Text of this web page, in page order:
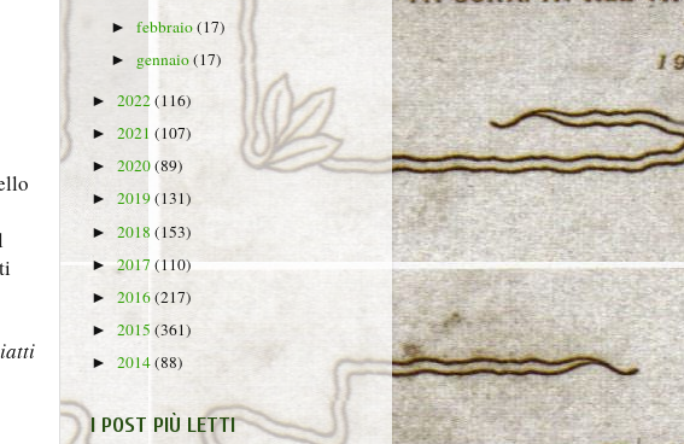
►febbraio(17)
► gennaio(17)
► 2022(116)
► 2021 (107)
► 2020(89)
► 2019(131)
► 2018 (153)
►2017 (110)
► 2016(217)
► 2015 (361)
► 2014(88)
I POST PIÙ LETTI